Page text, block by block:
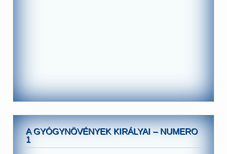
A GYÓGYNÖVÉNYEK KIRÁLYAI – NUMERO
1